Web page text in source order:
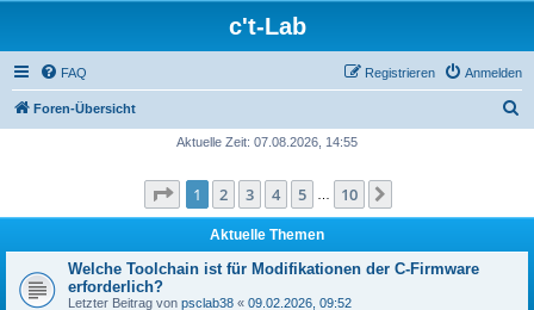
c't-Lab
FAQ Anmelden
Registrieren
Foren-Übersicht
e
Aktuelle Zeit: 07.08.2026, 14:55
Seite 1von 10
1 2 3 4 5 10
Aktuelle Themen
Welche Toolchain ist für Modifikationen der C-Firmware
erforderlich?
Letzter Beitrag von psclab38 « 09.02.2026, 09:52